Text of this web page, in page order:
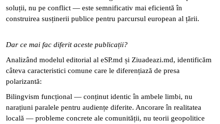
soluții, nu pe conflict — este semnificativ mai eficientă în
construirea susținerii publice pentru parcursul european al țării.
Dar ce mai fac diferit aceste publicații?
Analizând modelul editorial al eSP.md și Ziuadeazi.md, identificăm
câteva caracteristici comune care le diferențiază de presa
polarizantă:
Bilingvism funcțional — conținut identic în ambele limbi, nu
narațiuni paralele pentru audiențe diferite. Ancorare în realitatea
locală — probleme concrete ale comunității, nu teorii geopolitice